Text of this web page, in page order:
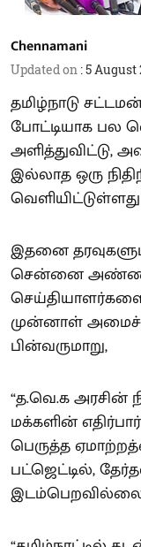
Chennamani
Updated on :5 August
தமிழ்நாடு
போட்டியாக பல
அளித்துவிட்டு,
இல்லாத ஒரு
இதனை
சென்னை அண்ணா
செய்தியாளர்களை
முன்னாள்
பின்வருமாறு,
“த.வெ.க அரசின்
மக்களின்
பெருத்த
பட்ஜெட்டில்,